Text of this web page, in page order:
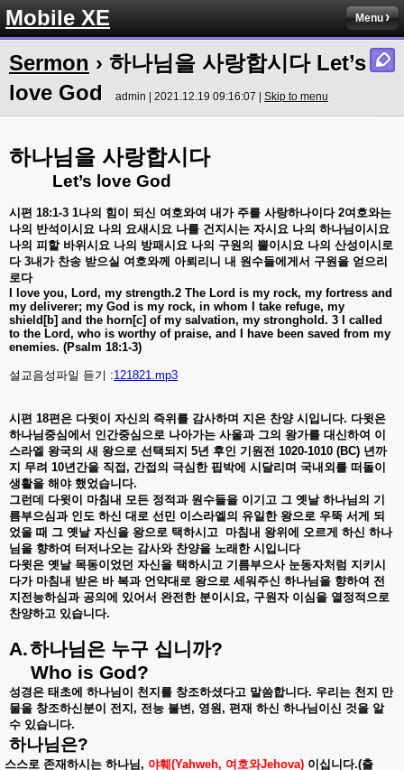
Mobile XE Menu
Sermon › 하나님을 사랑합시다 Let’s
love God
admin | 2021.12.19 09:16:07 | Skip to menu
하나님을 사랑합시다
Let’s love God
시편 18:1-3 1나의 힘이 되신 여호와여 내가 주를 사랑하나이다2여호와는
나의 반석이시요 나의 요새시요 나를 건지시는 자시요 나의 하나님이시요
나의 피할 바위시요 나의 방패시요 나의 구원의 뿔이시요 나의 산성이시로
다3내가 찬송 받으실 여호와께 아뢰리니 내 원수들에게서 구원을 얻으리
로다
I love you, Lord, my strength.2 The Lord is my rock, my fortress and
my deliverer; my God is my rock, in whom I take refuge, my
shield[b] and the horn[c] of my salvation, my stronghold. 3 I called
to the Lord, who is worthy of praise, and I have been saved from my
enemies. (Psalm 18:1-3)
설교음성파일 듣기 :121821.mp3
시편 18편은 다윗이 자신의 즉위를 감사하며 지은 찬양 시입니다. 다윗은
하나님중심에서 인간중심으로 나아가는 사울과 그의 왕가를 대신하여 이
스라엘 왕국의 새 왕으로 선택되지 5년 후인 기원전 1020-1010 (BC) 년까
지 무려 10년간을 직접 , 간접의 극심한 핍박에 시달리며 국내외를 떠돌이
생활을 해야 했었습니다.
그런데
다윗이 마침내 모든 정적과 원수들을 이기고 그 옛날 하나님의 기
름부으심과 인도 하신 대로 선민 이스라엘의 유일한 왕으로 우뚝 서게 되
었을 때 그 옛날 자신을 왕으로 택하시고 마침내 왕위에 오르게 하신 하나
님을 향하여 터저나오는 감사와 찬양을 노래한 시입니다
다윗은 옛날 목동이었던 자신을 택하시고 기름부으사 눈동자처럼 지키시
다가 마침내 받은 바 복과 언약대로 왕으로 세워주신 하나님을 향하여 전
지전능하심과 공의에 있어서 완전한 분이시요, 구원자 이심을 열정적으로
찬양하고 있습니다.
A.하나님은 누구 십니까?
Who is God?
성경은 태초에 하나님이 천지를 창조하셨다고 말씀합니다. 우리는 천지 만
물을 창조하신분이 전지 , 전능 불변, 영원, 편재 하신 하나님이신 것을 알
수 있습니다.
하나님은?
스스로 존재하시는 하나님 , 야훼 (Yahweh, 여호와Jehova) 이십니다.(출